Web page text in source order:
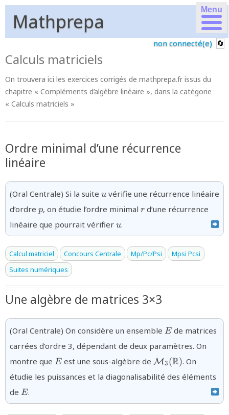
Menu
Mathprepa
non connecté(e)
Calculs matriciels
On trouvera ici les exercices corrigés de mathprepa.fr issus du
chapitre « Compléments d’algèbre linéaire », dans la catégorie
« Calculs matriciels »
Ordre minimal d’une récurrence
linéaire
(Oral Centrale) Si la suite {u}
uvérifie une récurrence linéaire
d’ordre {p}
p, on étudie l’ordre minimal {r}
r d’une récurrence
linéaire que pourrait vérifier {u}
u.
Calcul matriciel Concours Centrale Mp/Pc/Psi
Mpsi Pcsi
Suites numériques
Une algèbre de matrices 3×3
(Oral Centrale) On considère un ensemble {E}
Ede matrices
carrées d’ordre 3, dépendant de deux paramètres. On
montre que {E}
Eest une sous-algèbre de
(\mathbb{R})}
M3 (R). On
étudie les puissances et la diagonalisabilité des éléments
de {E}
E.